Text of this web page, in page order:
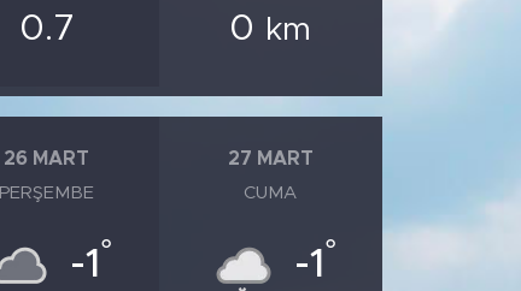
0.7 0 km
26 MART
PERŞEMBE
-1 °
27 MART
CUMA
-1 °